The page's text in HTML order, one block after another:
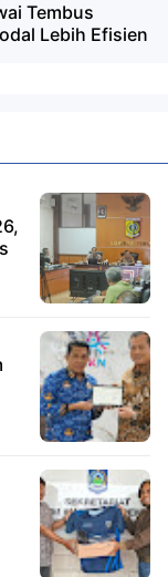
Tembus
Lebih Efisien